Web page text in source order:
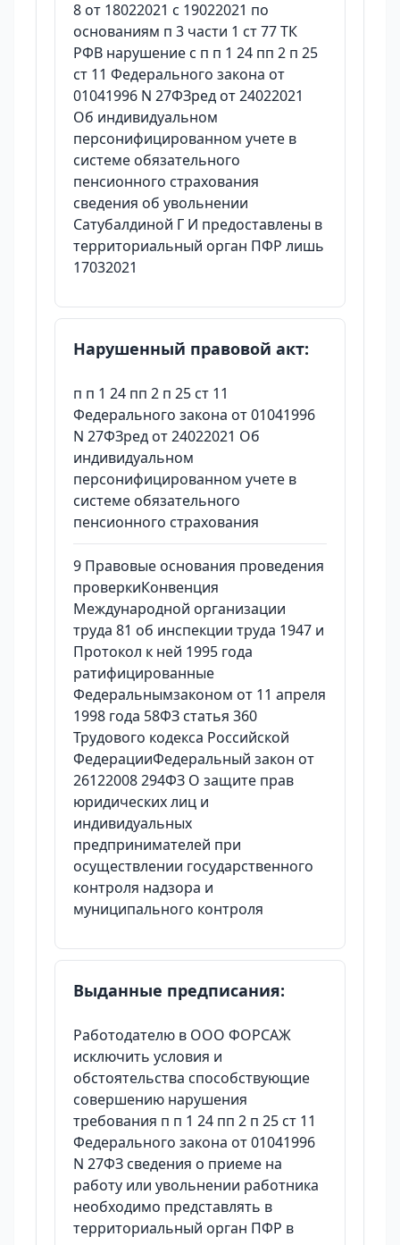
8 от 18022021 с 19022021 по
основаниям п 3 части 1 ст 77 ТК
РФВ нарушение с п п 1 24 пп 2 п 25
ст 11 Федерального закона от
01041996 N 27ФЗред от 24022021
Об индивидуальном
персонифицированном учете в
системе обязательного
пенсионного страхования
сведения об увольнении
Сатубалдиной Г И предоставлены в
территориальный орган ПФР лишь
17032021
Нарушенный правовой акт:
п п 1 24 пп 2 п 25 ст 11
Федерального закона от 01041996
N 27ФЗред от 24022021 Об
индивидуальном
персонифицированном учете в
системе обязательного
пенсионного страхования
9 Правовые основания проведения
проверкиКонвенция
Международной организации
труда 81 об инспекции труда 1947 и
Протокол к ней 1995 года
ратифицированные
Федеральнымзаконом от 11 апреля
1998 года 58ФЗ статья 360
Трудового кодекса Российской
ФедерацииФедеральный закон от
26122008 294ФЗ О защите прав
юридических лиц и
индивидуальных
предпринимателей при
осуществлении государственного
контроля надзора и
муниципального контроля
Выданные предписания:
Работодателю в ООО ФОРСАЖ
исключить условия и
обстоятельства способствующие
совершению нарушения
требования п п 1 24 пп 2 п 25 ст 11
Федерального закона от 01041996
N 27ФЗ сведения о приеме на
работу или увольнении работника
необходимо представлять в
территориальный орган ПФР в